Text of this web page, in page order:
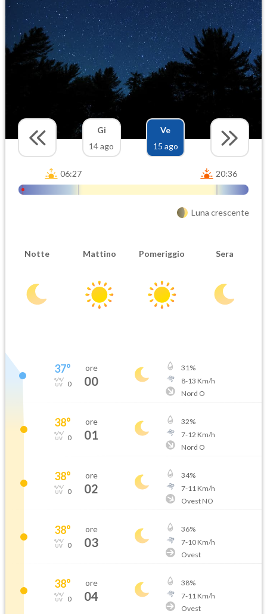
Gi
14 ago
Ve
15 ago
06:27 20:36
Luna crescente
Notte Mattino Pomeriggio Sera
37°
0
ore
00
31%
8-13 Km/h
Nord O
38°
0
ore
01
32%
7-12 Km/h
Nord O
38°
0
ore
02
34%
7-11 Km/h
Ovest NO
38°
0
ore
03
36%
7-10Km/h
Ovest
38°
0
ore
04
38%
7-11 Km/h
Ovest